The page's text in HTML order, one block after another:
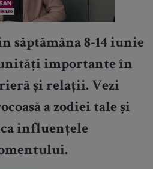
săptămâna 8-14 iunie
importante în
și relații. Vezi
a zodiei tale și
influențele